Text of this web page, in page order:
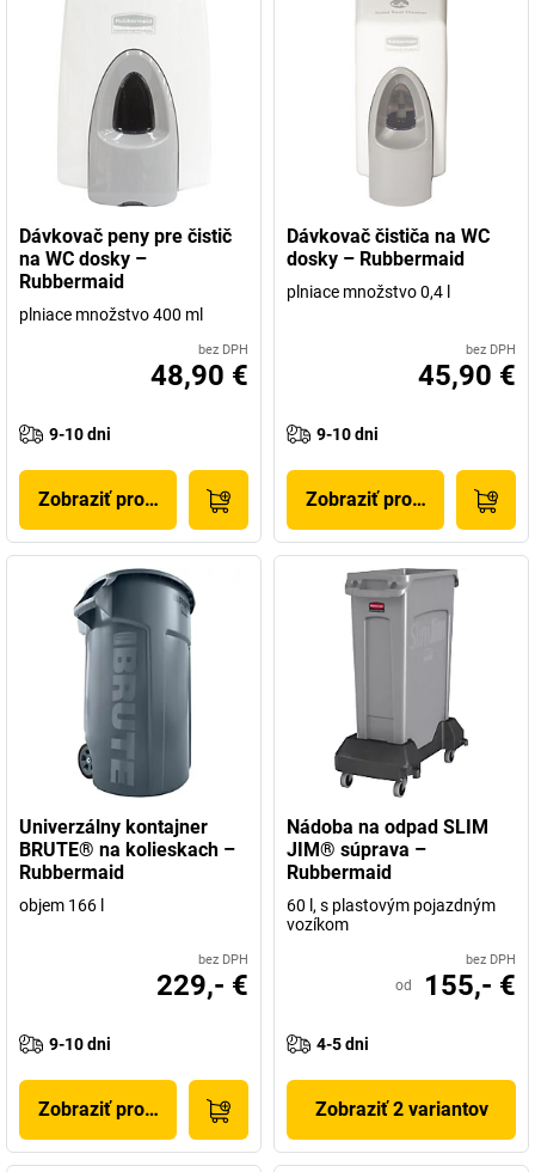
Dávkovač peny pre čistič
na WC dosky –
Rubbermaid
plniace množstvo 400 ml
bez DPH
48,90 €
9-10 dni
Zobraziť produkt
Dávkovač čističa na WC
dosky – Rubbermaid
plniace množstvo 0,4 l
bez DPH
45,90 €
9-10 dni
Zobraziť produkt
Univerzálny kontajner
BRUTE® na kolieskach –
Rubbermaid
objem 166 l
bez DPH
229,- €
9-10 dni
Zobraziť produkt
Nádoba na odpad SLIM
JIM® súprava –
Rubbermaid
60 l, s plastovým pojazdným
vozíkom
bez DPH
od 155,- €
4-5 dni
Zobraziť 2 variantov